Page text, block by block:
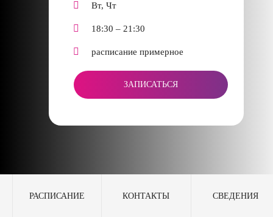
Вт, Чт
18:30 – 21:30
расписание примерное
ЗАПИСАТЬСЯ
РАСПИСАНИЕ КОНТАКТЫ СВЕДЕНИЯ